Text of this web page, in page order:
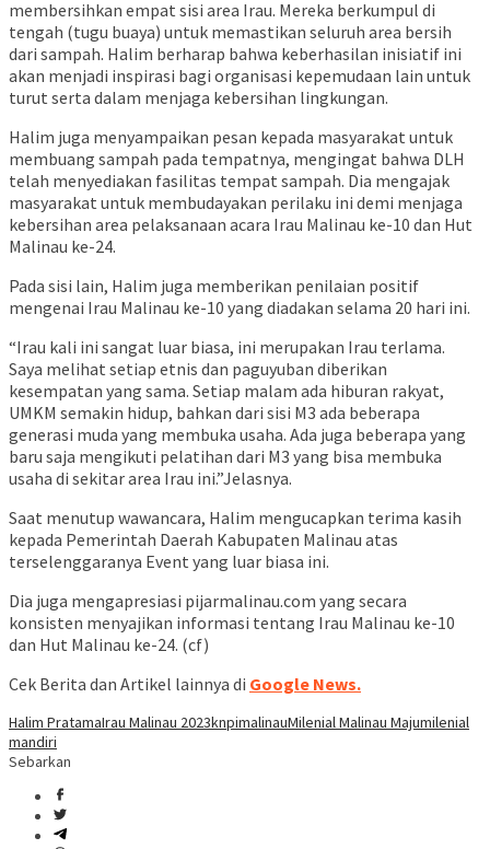
membersihkan empat sisi area Irau. Mereka berkumpul di
tengah (tugu buaya) untuk memastikan seluruh area bersih
dari sampah. Halim berharap bahwa keberhasilan inisiatif ini
akan menjadi inspirasi bagi organisasi kepemudaan lain untuk
turut serta dalam menjaga kebersihan lingkungan.
Halim juga menyampaikan pesan kepada masyarakat untuk
membuang sampah pada tempatnya, mengingat bahwa DLH
telah menyediakan fasilitas tempat sampah. Dia mengajak
masyarakat untuk membudayakan perilaku ini demi menjaga
kebersihan area pelaksanaan acara Irau Malinau ke-10 dan Hut
Malinau ke-24.
Pada sisi lain, Halim juga memberikan penilaian positif
mengenai Irau Malinau ke-10 yang diadakan selama 20 hari ini.
“Irau kali ini sangat luar biasa, ini merupakan Irau terlama.
Saya melihat setiap etnis dan paguyuban diberikan
kesempatan yang sama. Setiap malam ada hiburan rakyat,
UMKM semakin hidup, bahkan dari sisi M3 ada beberapa
generasi muda yang membuka usaha. Ada juga beberapa yang
baru saja mengikuti pelatihan dari M3 yang bisa membuka
usaha di sekitar area Irau ini.”Jelasnya.
Saat menutup wawancara, Halim mengucapkan terima kasih
kepada Pemerintah Daerah Kabupaten Malinau atas
terselenggaranya Event yang luar biasa ini.
Dia juga mengapresiasi pijarmalinau.com yang secara
konsisten menyajikan informasi tentang Irau Malinau ke-10
dan Hut Malinau ke-24. (cf)
Cek Berita dan Artikel lainnya di Google News.
Halim PratamaIrau Malinau 2023knpimalinauMilenial Malinau Majumilenial
mandiri
Sebarkan